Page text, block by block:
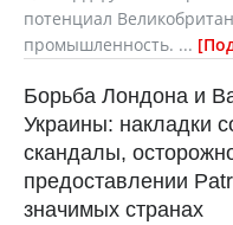
потенциал
промышленность. ...
Борьба Лондона и
Украины: накладки
скандалы,
предоставлении
значимых странах